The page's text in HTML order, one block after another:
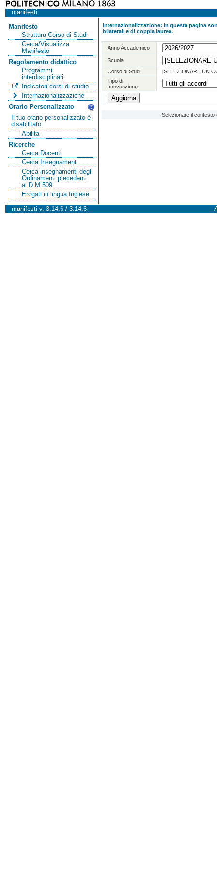
manifesti
Manifesto
Struttura Corso di Studi
Cerca/Visualizza
Manifesto
Regolamento didattico
Programmi
interdisciplinari
Indicatori corsi di studio
Internazionalizzazione
Orario Personalizzato
Il tuo orario personalizzato è
disabilitato
Abilita
Ricerche
Cerca Docenti
Cerca Insegnamenti
Cerca insegnamenti degli
Ordinamenti precedenti
al D.M.509
Erogati in lingua Inglese
Internazionalizzazione: in questa pagina
bilaterali e di doppia laurea.
Anno Accademico
Scuola
Corso di Studi
[SELEZIONARE UN
Tipo di
convenzione
Selezionare il
manifesti v. 3.14.6 / 3.14.6